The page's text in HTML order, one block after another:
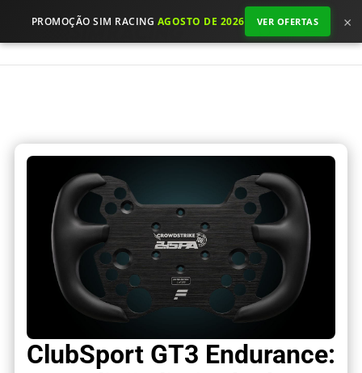
PROMOÇÃO SIM RACING AGOSTO DE 2026 VER OFERTAS ×
ClubSport GT3 Endurance: